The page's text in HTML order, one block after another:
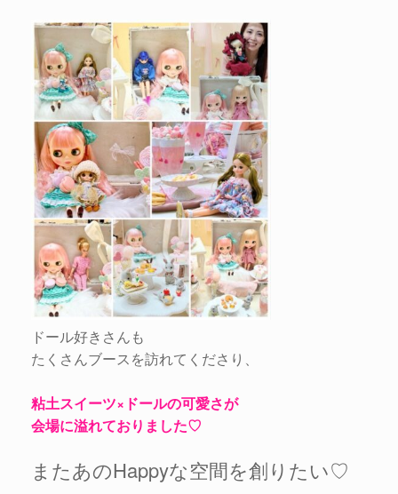
ドール好きさんも
たくさんブースを訪れてくださり、
粘土スイーツ×ドールの可愛さが
会場に溢れておりました♡
またあのHappyな空間を創りたい♡